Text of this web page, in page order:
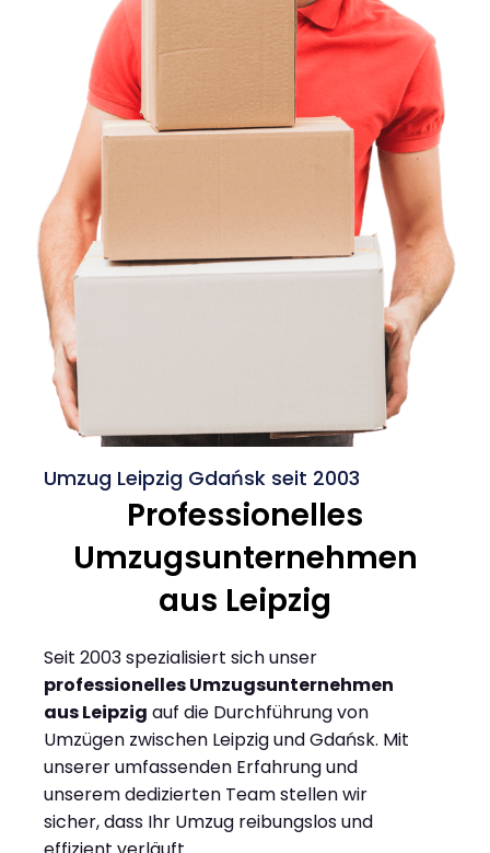
Umzug Leipzig Gdańsk seit 2003
Professionelles
Umzugsunternehmen
aus Leipzig
Seit 2003 spezialisiert sich unser
professionelles Umzugsunternehmen
aus Leipzig auf die Durchführung von
Umzügen zwischen Leipzig und Gdańsk. Mit
unserer umfassenden Erfahrung und
unserem dedizierten Team stellen wir
sicher, dass Ihr Umzug reibungslos und